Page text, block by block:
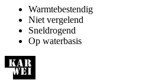
Warmtebestendig
Niet vergelend
Sneldrogend
Op waterbasis